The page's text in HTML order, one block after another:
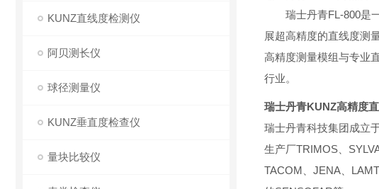
瑞士丹青FL-800是
展超高精度的直线度测
高精度测量模组与专业
行业。
瑞士丹青KUNZ高精度
瑞士丹青科技集团成立
生产厂TRIMOS、
TACOM、JENA、
KUNZ直线度检测仪
阿贝测长仪
球径测量仪
KUNZ垂直度检查仪
量块比较仪